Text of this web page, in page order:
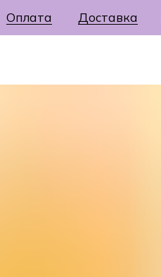
Доставка
Оплата